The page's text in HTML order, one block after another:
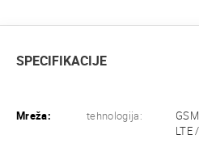
SPECIFIKACIJE
Mreža: tehnologija:
LTE